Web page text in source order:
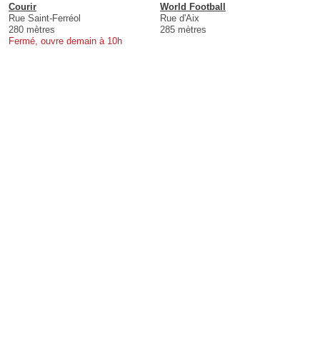
Courir
Rue Saint-Ferréol
280 mètres
Fermé, ouvre demain à 10h
World Football
Rue d'Aix
285 mètres